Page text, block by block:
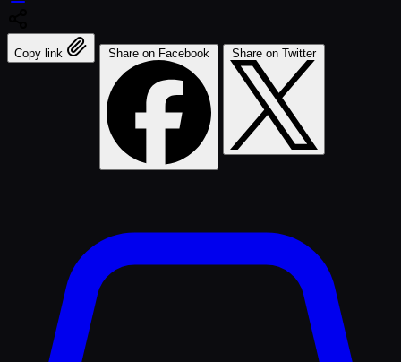
Copy link Share on Facebook Share on Twitter